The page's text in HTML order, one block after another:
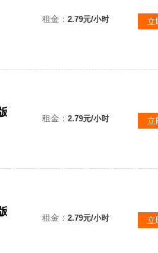
租金： 2.79元/小时 立
{2号，文明6：白金版}，❤️风雲变幻，❤️迭起兴衰，❤️新纪元季票，全dlc版，好友开通，可联机
租金： 2.79元/小时 立
{1号，文明6：白金版}，❤️风雲变幻，❤️迭起兴衰，❤️新纪元季票，全dlc版，好友开通，可联机
租金： 2.79元/小时 立